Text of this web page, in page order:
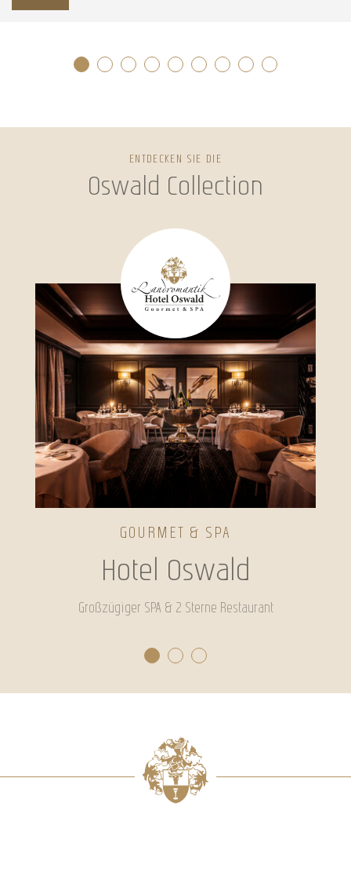
ENTDECKEN SIE DIE
Oswald Collection
GOURMET & SPA
Hotel Oswald
Großzügiger SPA & 2 Sterne Restaurant